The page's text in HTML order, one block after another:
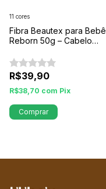
Fibra Beautex para Bebê
Reborn 50g – Cabelo
Implante
R$39,90
R$38,70 com Pix
11 cores
Comprar